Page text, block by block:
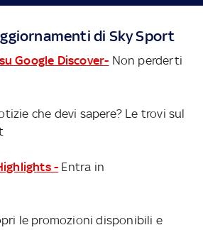
di Sky Sport
Google Discover- Non perderti
che devi sapere? Le trovi sul
- Entra in
le promozioni disponibili e